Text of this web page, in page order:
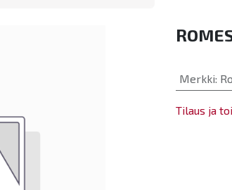
Merkki:
Tilaus ja